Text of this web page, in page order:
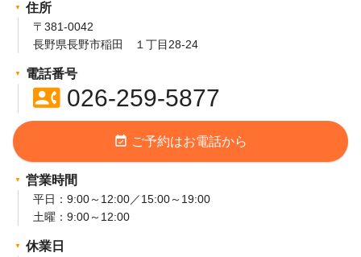
住所
〒381-0042
長野県長野市稲田 １丁目28-24
電話番号
contact_phone026-259-5877
event_available ご予約はお電話から
営業時間
平日：9:00～12:00／15:00～19:00
土曜：9:00～12:00
休業日